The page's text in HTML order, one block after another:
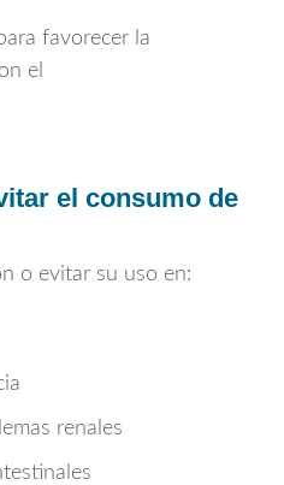
favorecer la
el
el consumo de
o evitar su uso en:
renales